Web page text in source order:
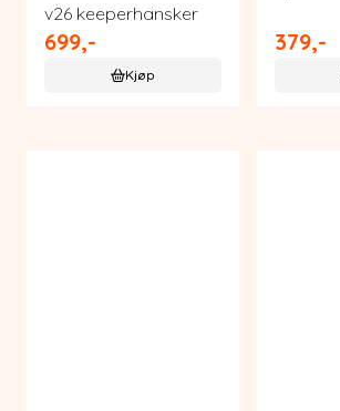
v26 keeperhansker
699,-
Kjøp
379,-